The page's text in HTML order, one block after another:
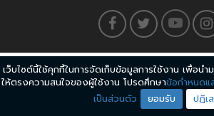
เว็บไซต์นี้ใช้คุกกี้ในการจัดเก็บข้อมูลการใช้งาน เพื่อน
ให้ตรงความสนใจของผู้ใช้งาน โปรดศึกษาข้อกำหนดแ
เป็นส่วนตัว
ยอมรับ ปฏิเ